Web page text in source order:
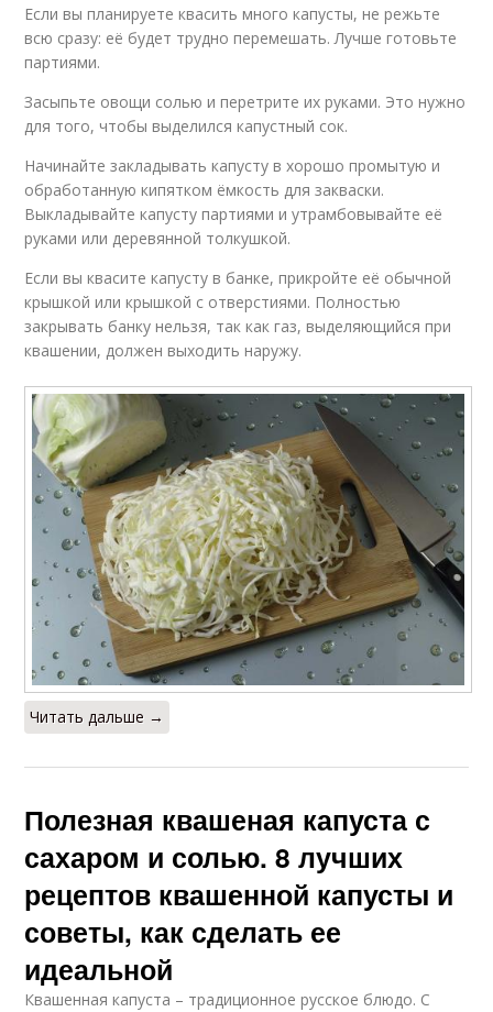
Если вы планируете квасить много капусты, не режьте
всю сразу: её будет трудно перемешать. Лучше готовьте
партиями.
Засыпьте овощи солью и перетрите их руками. Это нужно
для того, чтобы выделился капустный сок.
Начинайте закладывать капусту в хорошо промытую и
обработанную кипятком ёмкость для закваски.
Выкладывайте капусту партиями и утрамбовывайте её
руками или деревянной толкушкой.
Если вы квасите капусту в банке, прикройте её обычной
крышкой или крышкой с отверстиями. Полностью
закрывать банку нельзя, так как газ, выделяющийся при
квашении, должен выходить наружу.
Читать дальше →
Полезная квашеная капуста с
сахаром и солью. 8 лучших
рецептов квашенной капусты и
советы, как сделать ее
идеальной
Квашенная капуста – традиционное русское блюдо. С